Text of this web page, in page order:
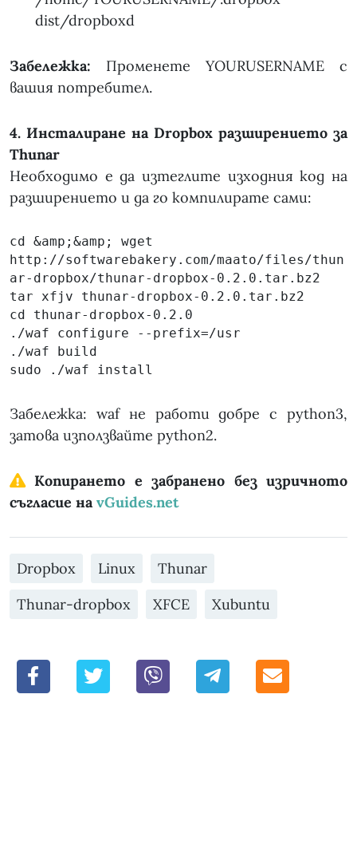
dist/dropboxd
Забележка: Променете YOURUSERNAME с
вашия потребител.
4. Инсталиране на Dropbox разширението за
Thunar
Необходимо е да изтеглите изходния код на
разширението и да го компилирате сами:
cd &amp;&amp; wget
http://softwarebakery.com/maato/files/thun
ar-dropbox/thunar-dropbox-0.2.0.tar.bz2
tar xfjv thunar-dropbox-0.2.0.tar.bz2
cd thunar-dropbox-0.2.0
./waf configure --prefix=/usr
./waf build
sudo ./waf install
Забележка: waf не работи добре с python3,
затова използвайте python2.
Копирането е забранено без изричното
съгласие наvGuides.net
Dropbox Linux
Thunar
Thunar-dropbox
XFCE Xubuntu